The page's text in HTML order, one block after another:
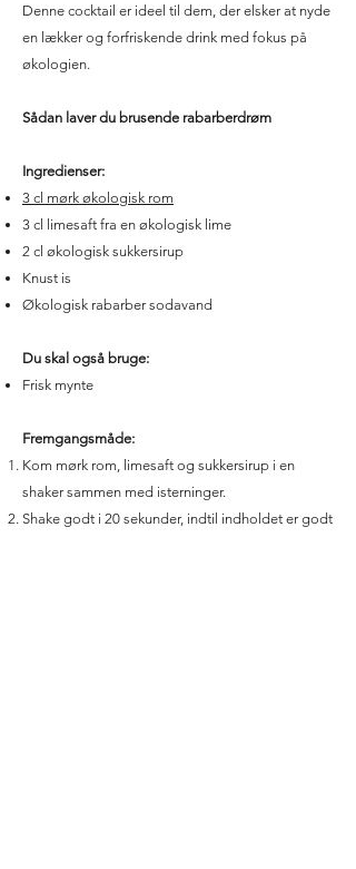
Denne cocktail er ideel til dem, der elsker at nyde
en lækker og forfriskende drink med fokus på
økologien.
Sådan laver du brusende rabarberdrøm
Ingredienser:
3 cl mørk økologisk rom
3 cl limesaft fra en økologisk lime
2 cl økologisk sukkersirup
Knust is
Økologisk rabarber sodavand
Du skal også bruge:
Frisk mynte
Fremgangsmåde:
Kom mørk rom, limesaft og sukkersirup i en
shaker sammen med isterninger.
Shake godt i 20 sekunder, indtil indholdet er godt